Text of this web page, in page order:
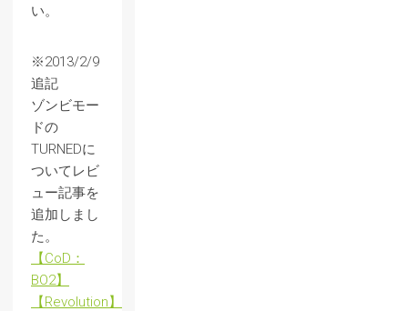
い。
※2013/2/9
追記
ゾンビモー
ドの
TURNEDに
ついてレビ
ュー記事を
追加しまし
た。
【CoD：
BO2】
【Revolution】